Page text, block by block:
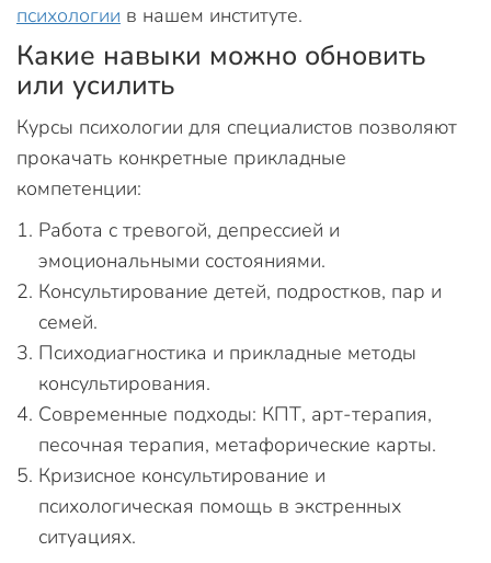
психологии в нашем институте.
Какие навыки можно обновить
или усилить
Курсы психологии для специалистов позволяют
прокачать конкретные прикладные
компетенции:
Работа с тревогой, депрессией и
эмоциональными состояниями.
Консультирование детей, подростков, пар и
семей.
Психодиагностика и прикладные методы
консультирования.
Современные подходы: КПТ, арт-терапия,
песочная терапия, метафорические карты.
Кризисное консультирование и
психологическая помощь в экстренных
ситуациях.